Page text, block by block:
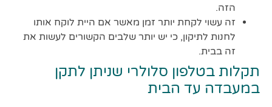
הזה.
זה עשוי לקחת יותר זמן מאשר אם היית לוקח אותו
לחנות לתיקון, כי יש יותר שלבים הקשורים לעשות את
זה בבית.
תקלות בטלפון סלולרי שניתן לתקן
במעבדה עד הבית